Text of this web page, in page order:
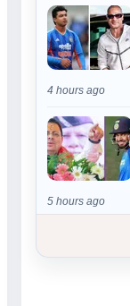
4 hours ago
5 hours ago